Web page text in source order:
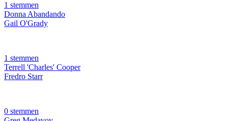
1 stemmen
Donna Abandando
Gail O'Grady
1 stemmen
Terrell 'Charles' Cooper
Fredro Starr
0 stemmen